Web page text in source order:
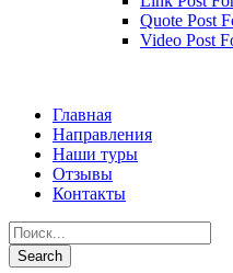
Quote Post
Video Post
Главная
Направления
Наши туры
Отзывы
Контакты